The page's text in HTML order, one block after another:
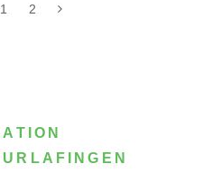
1 2